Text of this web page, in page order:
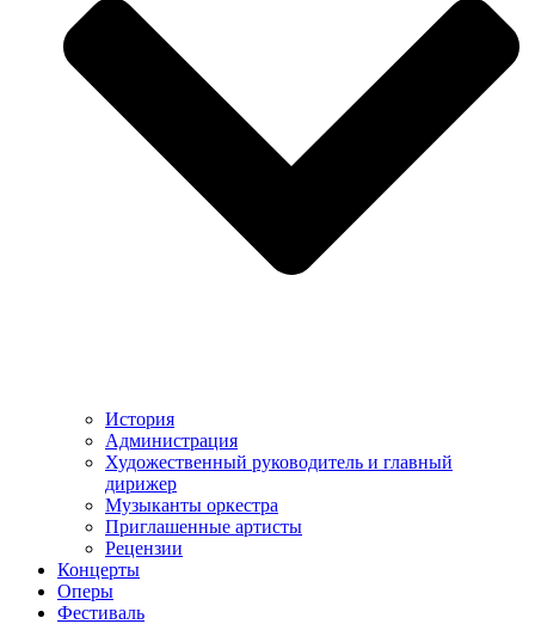
История
Администрация
Художественный руководитель и главный
дирижер
Музыканты оркестра
Приглашенные артисты
Рецензии
Концерты
Оперы
Фестиваль